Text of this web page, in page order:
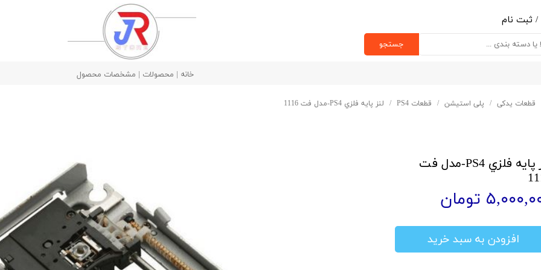
/ ثبت نام
از حساب کاربری
جستجو
خانه | محصولات | مشخصات محصول
قطعات یدکی پلی استیشن قطعات PS4 لنز پايه فلزي PS4-مدل فت 1116
لنز پايه فلزي PS4-مدل فت
تومان
افزودن به سبد خرید